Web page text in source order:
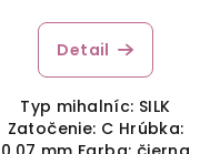
Detail
Typ mihalníc: SILK
Zatočenie: C Hrúbka: